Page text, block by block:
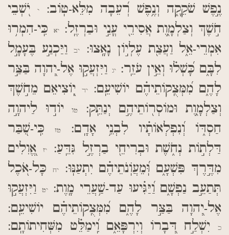
נֶ֣פֶשׁ שֹׁקֵקָ֑ה וְנֶ֥פֶשׁ רְ֝עֵבָה מִלֵּא-טֽוֹב:
י
יֹ֭שְׁבֵי
חֹ֣שֶׁךְ וְצַלְמָ֑וֶת אֲסִירֵ֖י עֳנִ֣י וּבַרְזֶֽל:יא
כִּֽי-הִמְר֥וּ
אִמְרֵי-אֵ֑ל וַעֲצַ֖ת עֶלְי֣וֹן נָאָֽצוּ:
יבוַיַּכְנַ֣ע בֶּעָמָ֣ל
לִבָּ֑ם כָּ֝שְׁל֗וּ וְאֵ֣ין עֹזֵֽר: יג וַיִּזְעֲק֣וּ אֶל-יְ֭הוָה בַּצַּ֣ר
לָהֶ֑ם מִ֝מְּצֻֽקוֹתֵיהֶ֗ם יוֹשִׁיעֵֽם:יד
יֽ֭וֹצִיאֵם מֵחֹ֣שֶׁךְ
וְצַלְמָ֑וֶת וּמוֹסְר֖וֹתֵיהֶ֣ם יְנַתֵּֽק:
טויוֹד֣וּ לַיהוָ֣ה
חַסְדּ֑וֹ וְ֝נִפְלְאוֹתָ֗יו לִבְנֵ֥י אָדָֽם:טז
כִּֽי-שִׁ֭בַּר
דַּלְת֣וֹת נְחֹ֑שֶׁת וּבְרִיחֵ֖י בַרְזֶ֣ל גִּדֵּֽעַ:יז
אֱ֭וִלִים
מִדֶּ֣רֶךְ פִּשְׁעָ֑ם וּֽ֝מֵעֲוֹֽנֹתֵיהֶ֗ם יִתְעַנּֽוּ:יח
כָּל-אֹ֭כֶל
תְּתַעֵ֣ב נַפְשָׁ֑ם וַ֝יַּגִּ֗יעוּ עַד-שַׁ֥עֲרֵי מָֽוֶת:יט
וַיִּזְעֲק֣וּ
אֶל-יְ֭הוָה בַּצַּ֣ר לָהֶ֑ם מִ֝מְּצֻֽקוֹתֵיהֶ֗ם יוֹשִׁיעֵֽם:
כ יִשְׁלַ֣ח דְּ֭בָרוֹ וְיִרְפָּאֵ֑ם וִֽ֝ימַלֵּ֗ט מִשְּׁחִיתוֹתָֽם: